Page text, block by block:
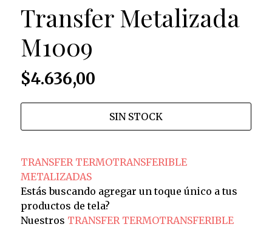
Transfer Metalizada
M1009
$4.636,00
SIN STOCK
TRANSFER TERMOTRANSFERIBLE
METALIZADAS
Estás buscando agregar un toque único a tus
productos de tela?
Nuestros TRANSFER TERMOTRANSFERIBLE